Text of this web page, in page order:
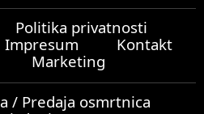
Politika privatnosti
Impresum
Kontakt
Marketing
/ Predaja osmrtnica